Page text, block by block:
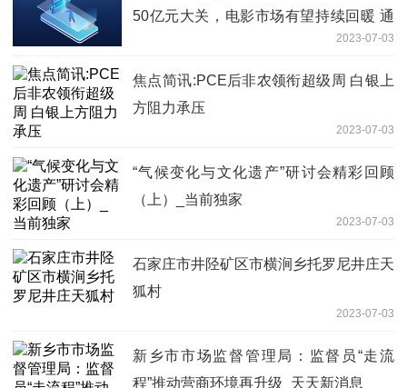
50亿元大关，电影市场有望持续回暖 通
2023-07-03
焦点简讯:PCE后非农领衔超级周 白银上
方阻力承压
2023-07-03
“气候变化与文化遗产”研讨会精彩回顾
（上）_当前独家
2023-07-03
石家庄市井陉矿区市横涧乡托罗尼井庄天
狐村
2023-07-03
新乡市市场监督管理局：监督员“走流
程”推动营商环境再升级_天天新消息